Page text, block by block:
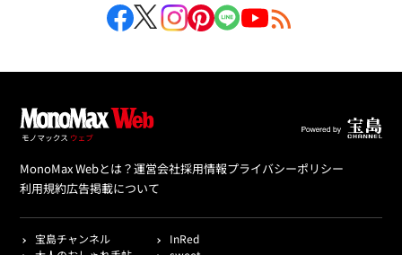
MonoMax Webとは？運営会社採用情報プライバシーポリシー
利用規約広告掲載について
宝島チャンネル
InRed